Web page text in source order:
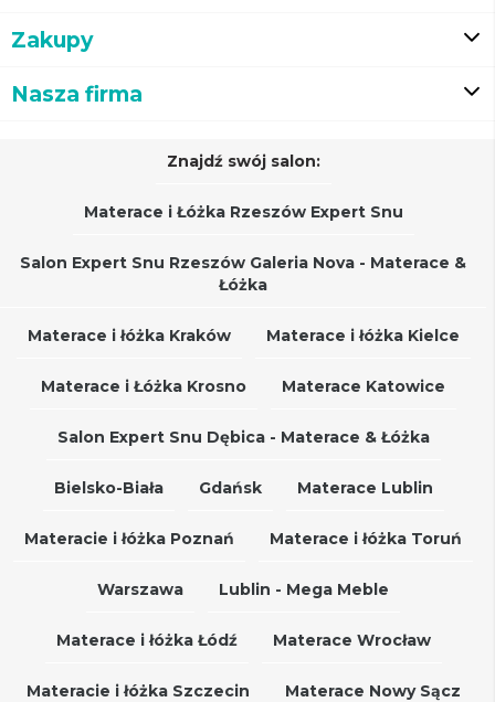
Zakupy
Nasza firma
Znajdź swój salon:
Materace i Łóżka Rzeszów Expert Snu
Salon Expert Snu Rzeszów Galeria Nova - Materace &
Łóżka
Materace i łóżka Kraków Materace i łóżka Kielce
Materace i Łóżka Krosno Materace Katowice
Salon Expert Snu Dębica - Materace & Łóżka
Bielsko-Biała Gdańsk Materace Lublin
Materacie i łóżka Poznań Materace i łóżka Toruń
Warszawa Lublin - Mega Meble
Materace i łóżka Łódź Materace Wrocław
Materacie i łóżka Szczecin Materace Nowy Sącz